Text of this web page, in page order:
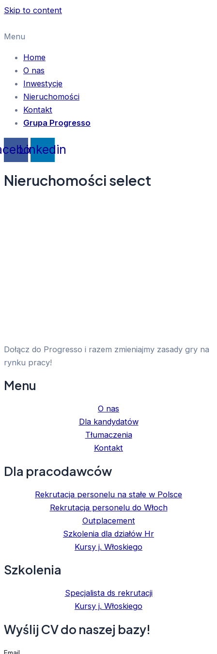
Skip to content
Menu
Home
O nas
Inwestycje
Nieruchomości
Kontakt
Grupa Progresso
Linkedin
Nieruchomości select
Dołącz do Progresso i razem zmieniajmy zasady gry na
rynku pracy!
Menu
O nas
Dla kandydatów
Tłumaczenia
Kontakt
Dla pracodawców
Rekrutacja personelu na stałe w Polsce
Rekrutacja personelu do Włoch
Outplacement
Szkolenia dla działów Hr
Kursy j. Włoskiego
Szkolenia
Specjalista ds rekrutacji
Kursy j. Włoskiego
Wyślij CV do naszej bazy!